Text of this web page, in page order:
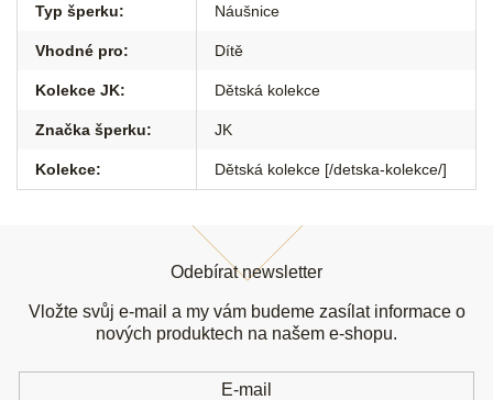
Typ šperku: Náušnice
Vhodné pro: Dítě
Kolekce JK: Dětská kolekce
Značka šperku: JK
Kolekce: Dětská kolekce [/detska-kolekce/]
Odebírat newsletter
Vložte svůj e-mail a my vám budeme zasílat informace o
nových produktech na našem e-shopu.
E-mail